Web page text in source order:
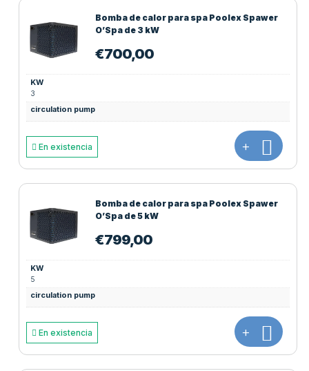
Bomba de calor para spa Poolex Spawer
O’Spa de 3 kW
€700,00
KW
3
circulation pump
En existencia +
Bomba de calor para spa Poolex Spawer
O’Spa de 5 kW
€799,00
KW
5
circulation pump
En existencia +